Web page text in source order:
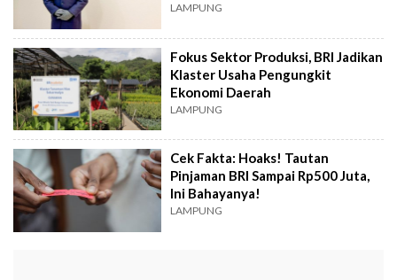
LAMPUNG
Fokus Sektor Produksi, BRI Jadikan
Klaster Usaha Pengungkit
Ekonomi Daerah
LAMPUNG
Cek Fakta: Hoaks! Tautan
Pinjaman BRI Sampai Rp500 Juta,
Ini Bahayanya!
LAMPUNG